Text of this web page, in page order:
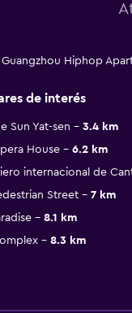
Hiphop
de interés
Sun Yat-sen
3.4 km
House
6.2 km
internacional de
Street
7 km
8.1 km
8.3 km